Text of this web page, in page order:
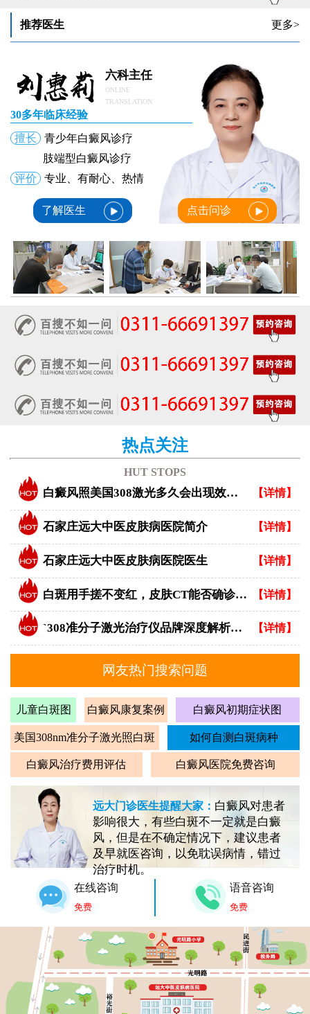
推荐医生 更多>
六科主任
ONLINE
TRANSLATION
30多年临床经验
擅长
青少年白癜风诊疗
肢端型白癜风诊疗
评价
专业、有耐心、热情
了解医生 点击问诊
热点关注
HUT STOPS
白癜风照美国308激光多久会出现效果？ 【详情】
石家庄远大中医皮肤病医院简介 【详情】
石家庄远大中医皮肤病医院医生 【详情】
白斑用手搓不变红，皮肤CT能否确诊白癜风？ 【详情】
`308准分子激光治疗仪品牌深度解析：专业视角下的优选指南` 【详情】
网友热门搜索问题
儿童白斑图 白癜风康复案例 白癜风初期症状图
美国308nm准分子激光照白斑 如何自测白斑病种
白癜风治疗费用评估 白癜风医院免费咨询
远大门诊医生提醒大家： 白癜风对患者
影响很大，有些白斑不一定就是白癜
风，但是在不确定情况下，建议患者
及早就医咨询，以免耽误病情，错过
治疗时机。
在线咨询
免费
语音咨询
免费